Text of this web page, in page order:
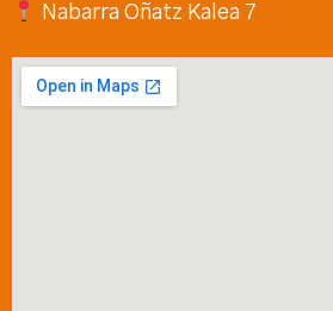
Nabarra Oñatz Kalea 7